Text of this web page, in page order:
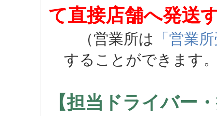
て直接店舗へ発送
（営業所は 「営業
することができます
【担当ドライバー